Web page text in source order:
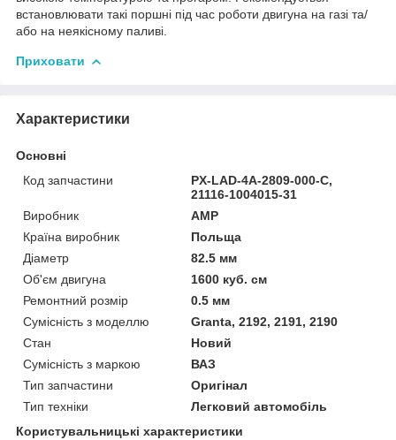
встановлювати такі поршні під час роботи двигуна на газі та/
або на неякісному паливі.
Приховати
Характеристики
Основні
Код запчастини
PX-LAD-4A-2809-000-C,
21116-1004015-31
Виробник
AMP
Країна виробник
Польща
Діаметр
82.5 мм
Об'єм двигуна
1600 куб. см
Ремонтний розмір
0.5 мм
Сумісність з моделлю
Granta, 2192, 2191, 2190
Стан
Новий
Сумісність з маркою
ВАЗ
Тип запчастини
Оригінал
Тип техніки
Легковий автомобіль
Користувальницькі характеристики